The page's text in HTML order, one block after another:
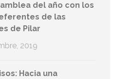
del año con los
de las
de Pilar
2019
Hacia una